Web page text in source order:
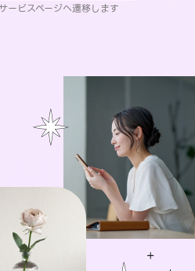
ービスページへ遷移します